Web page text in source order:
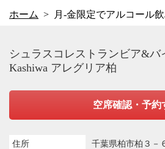
ホーム 月-金限定でアルコール
シュラスコレストランビア&バ
Kashiwa アレグリア柏
空席確認・予約
住所 千葉県柏市柏３－